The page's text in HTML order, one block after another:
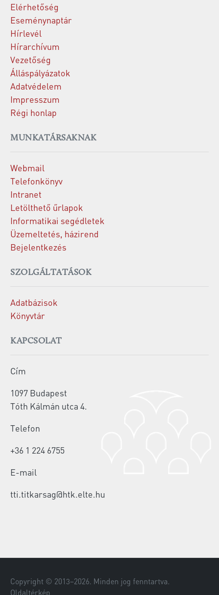
Elérhetőség
Eseménynaptár
Hírlevél
Hírarchívum
Vezetőség
Álláspályázatok
Adatvédelem
Impresszum
Régi honlap
MUNKATÁRSAKNAK
Webmail
Telefonkönyv
Intranet
Letölthető űrlapok
Informatikai segédletek
Üzemeltetés, házirend
Bejelentkezés
SZOLGÁLTATÁSOK
Adatbázisok
Könyvtár
KAPCSOLAT
Cím
1097 Budapest
Tóth Kálmán utca 4.
Telefon
+36 1 224 6755
E-mail
tti.titkarsag@htk.elte.hu
Copyright © 2013–2026. Minden jog fenntartva.
Oldaltérkép